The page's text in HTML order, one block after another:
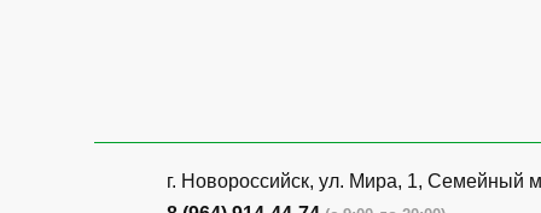
г. Новороссийск, ул. Мира, 1, Семейный